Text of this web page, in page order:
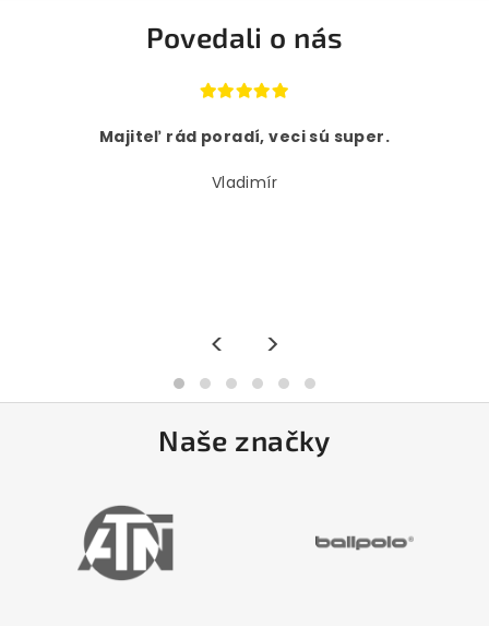
Povedali o nás
Majiteľ rád poradí, veci sú super.
Vladimír
< >
Naše značky